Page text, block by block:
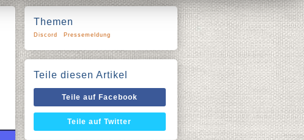
Themen
Discord Pressemeldung
Teile diesen Artikel
Teile auf Facebook
Teile auf Twitter